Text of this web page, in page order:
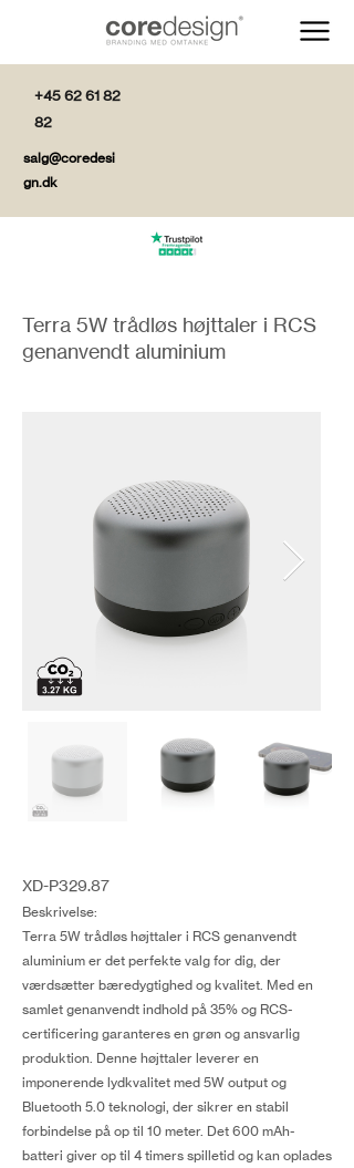
+45 62 61 82
82
salg@coredesi
gn.dk
Terra 5W trådløs højttaler i RCS
genanvendt aluminium
XD-P329.87
Beskrivelse:
Terra 5W trådløs højttaler i RCS genanvendt
aluminium er det perfekte valg for dig, der
værdsætter bæredygtighed og kvalitet. Med en
samlet genanvendt indhold på 35% og RCS-
certificering garanteres en grøn og ansvarlig
produktion. Denne højttaler leverer en
imponerende lydkvalitet med 5W output og
Bluetooth 5.0 teknologi, der sikrer en stabil
forbindelse på op til 10 meter. Det 600 mAh-
batteri giver op til 4 timers spilletid og kan oplades